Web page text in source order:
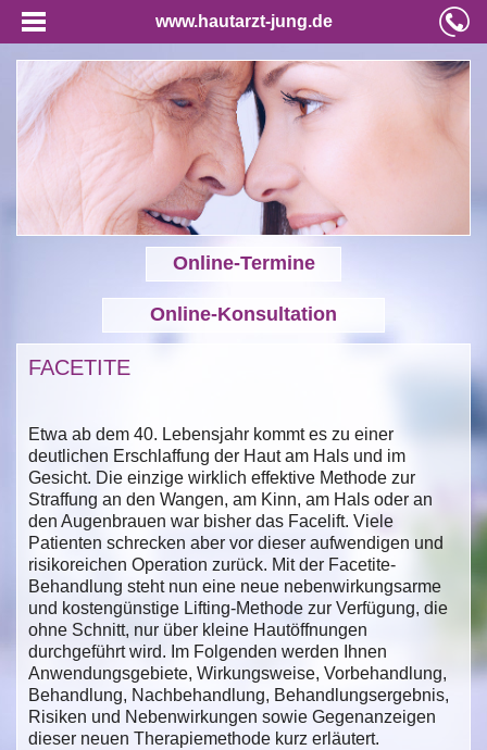
www.hautarzt-jung.de
Online-Termine
Online-Konsultation
FACETITE
Etwa ab dem 40. Lebensjahr kommt es zu einer
deutlichen Erschlaffung der Haut am Hals und im
Gesicht. Die einzige wirklich effektive Methode zur
Straffung an den Wangen, am Kinn, am Hals oder an
den Augenbrauen war bisher das Facelift. Viele
Patienten schrecken aber vor dieser aufwendigen und
risikoreichen Operation zurück. Mit der Facetite-
Behandlung steht nun eine neue nebenwirkungsarme
und kostengünstige Lifting-Methode zur Verfügung, die
ohne Schnitt, nur über kleine Hautöffnungen
durchgeführt wird. Im Folgenden werden Ihnen
Anwendungsgebiete, Wirkungsweise, Vorbehandlung,
Behandlung, Nachbehandlung, Behandlungsergebnis,
Risiken und Nebenwirkungen sowie Gegenanzeigen
dieser neuen Therapiemethode kurz erläutert.